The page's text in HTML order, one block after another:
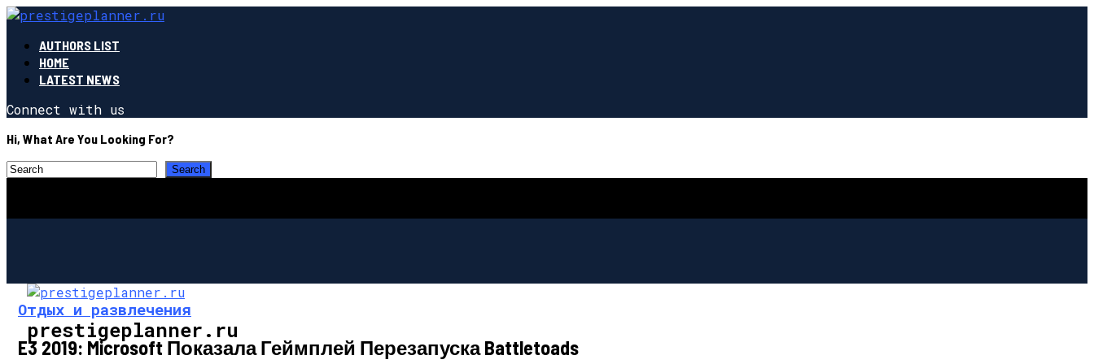
AUTHORS LIST
HOME
LATEST NEWS
Connect with us
Hi, What Are You Looking For?
prestigeplanner.ru
Отдых и развлечения
E3 2019: Microsoft Показала Геймплей Перезапуска Battletoads